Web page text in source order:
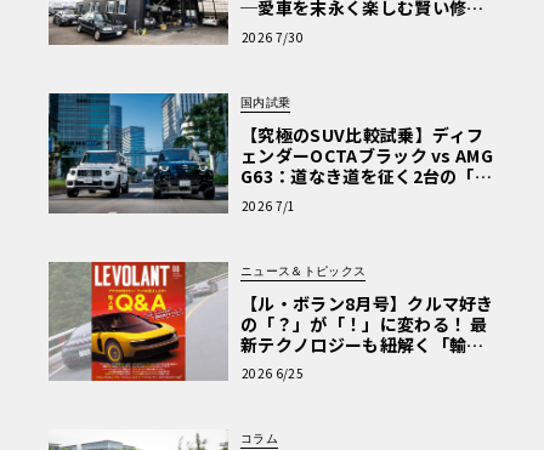
─愛車を末永く楽しむ賢い修理
術と、プロがフックス製オイル
を選ぶ理由〈PR〉
2026 7/30
国内試乗
【究極のSUV比較試乗】ディフ
ェンダーOCTAブラック vs AMG
G63：道なき道を征く2台の「対
極的アプローチ」
2026 7/1
ニュース＆トピックス
【ル・ボラン8月号】クルマ好き
の「？」が「！」に変わる！ 最
新テクノロジーも紐解く「輸入
車Q&A」
2026 6/25
コラム